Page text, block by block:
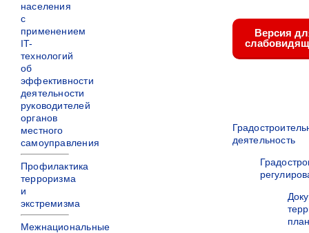
населения
с
применением
IT-
технологий
об
эффективности
деятельности
руководителей
органов
местного
самоуправления
Профилактика
терроризма
и
экстремизма
Межнациональные
Версия
деятельность